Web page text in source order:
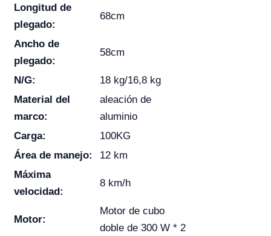
Longitud de
plegado:
68cm
Ancho de
plegado:
58cm
N/G:
18 kg/16,8 kg
Material del
marco:
aleación de
aluminio
Carga:
100KG
Área de manejo:
12 km
Máxima
velocidad:
8 km/h
Motor:
Motor de cubo
doble de 300 W * 2